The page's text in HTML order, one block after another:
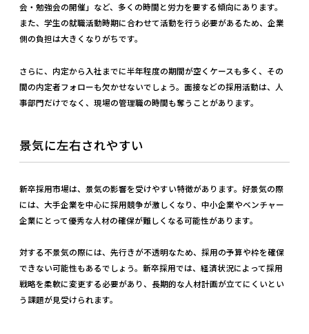
会・勉強会の開催」など、多くの時間と労力を要する傾向にあります。
また、学生の就職活動時期に合わせて活動を行う必要があるため、企業
側の負担は大きくなりがちです。
さらに、内定から入社までに半年程度の期間が空くケースも多く、その
間の内定者フォローも欠かせないでしょう。面接などの採用活動は、人
事部門だけでなく、現場の管理職の時間も奪うことがあります。
景気に左右されやすい
新卒採用市場は、景気の影響を受けやすい特徴があります。好景気の際
には、大手企業を中心に採用競争が激しくなり、中小企業やベンチャー
企業にとって優秀な人材の確保が難しくなる可能性があります。
対する不景気の際には、先行きが不透明なため、採用の予算や枠を確保
できない可能性もあるでしょう。新卒採用では、経済状況によって採用
戦略を柔軟に変更する必要があり、長期的な人材計画が立てにくいとい
う課題が見受けられます。